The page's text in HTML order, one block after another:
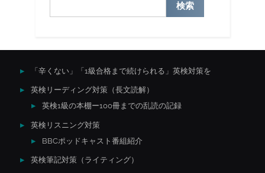
検索
「辛くない」「1級合格まで続けられる」英検対策を
英検リーディング対策（長文読解）
英検1級の本棚ー100冊までの乱読の記録
英検リスニング対策
BBCポッドキャスト番組紹介
英検筆記対策（ライティング）